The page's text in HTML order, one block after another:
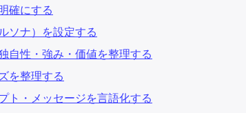
確にする
ソナ）を設定する
自性・強み・価値を整理する
を整理する
ト・メッセージを言語化する